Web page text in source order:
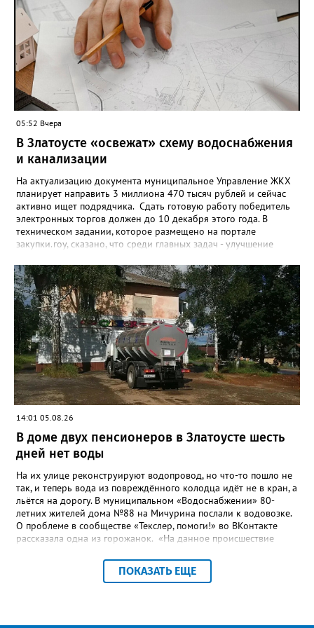
запрет отозвать. При этом, утверждают аналитики бюро,
примерно каждый пятый из тех, кто установил самозапрет,
никогда кредиты не брал, столько же погасили долги недавно,
а больше половины имеют долговые обязательства сейчас.
05:52 Вчера
В Златоусте «освежат» схему водоснабжения
и канализации
На актуализацию документа муниципальное Управление ЖКХ
планирует направить 3 миллиона 470 тысяч рублей и сейчас
активно ищет подрядчика. Сдать готовую работу победитель
электронных торгов должен до 10 декабря этого года. В
техническом задании, которое размещено на портале
закупки.гоу, сказано, что среди главных задач - улучшение
повышение энергоэффективности систем. Кроме электронных
схем, исполнителю нужно разработать предложения по
строительству и реконструкции водоснабжения и канализации,
оценив размер вложений, а также представить перечень
бесхозных объектов и возможные сценарии развития этой
сферы городского хозяйства. В июне 2025 года
«Златоуст.инфо» сообщал о подобных торгах. Тогда цена
вопроса была почти в три раза выше - 9 миллионов 13 тысяч
486 рублей, а в списке работ была разработка электронной
системы ливнёвок.
14:01 05.08.26
В доме двух пенсионеров в Златоусте шесть
дней нет воды
На их улице реконструируют водопровод, но что-то пошло не
так, и теперь вода из повреждённого колодца идёт не в кран, а
льётся на дорогу. В муниципальном «Водоснабжении» 80-
летних жителей дома №88 на Мичурина послали к водовозке.
О проблеме в сообществе «Текслер, помоги!» во ВКонтакте
рассказала одна из горожанок. «На данное происшествие
гл.инженера Шепелева А.Н. из обслуживающей организации
МУП ЗГО "Златоустовское Водоснабжение" ул. Островского, 7,
ПОКАЗАТЬ ЕЩЕ